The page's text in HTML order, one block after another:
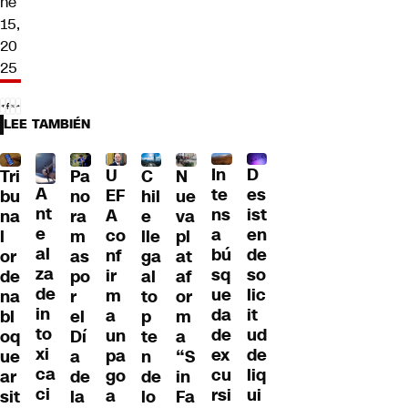
15,
20
25
LEE TAMBIÉN
Tri
bu
na
l
or
de
na
bl
oq
ue
ar
sit
A
nt
e
al
za
de
in
to
xi
ca
ci
Pa
no
ra
m
as
po
r
el
Dí
a
de
la
U
EF
A
co
nf
ir
m
a
un
pa
go
a
C
hil
e
lle
ga
al
to
p
te
n
de
lo
N
ue
va
pl
at
af
or
m
a
“S
in
Fa
In
te
ns
a
bú
sq
ue
da
de
ex
cu
rsi
D
es
ist
en
de
so
lic
it
ud
de
liq
ui